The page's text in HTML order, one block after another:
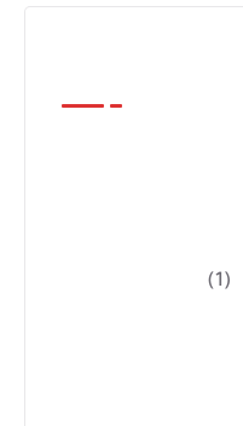
(1)